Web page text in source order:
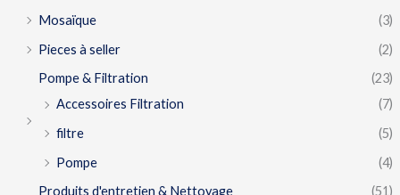
Mosaïque
(3)
Pieces à seller
(2)
Pompe & Filtration
(23)
Accessoires Filtration
(7)
filtre
(5)
Pompe
(4)
Produits d'entretien & Nettoyage
(51)